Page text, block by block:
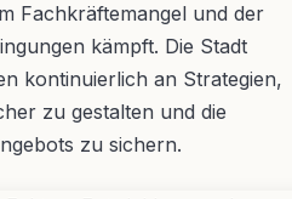
Fachkräftemangel und der
kämpft. Die Stadt
kontinuierlich an Strategien,
zu gestalten und die
zu sichern.